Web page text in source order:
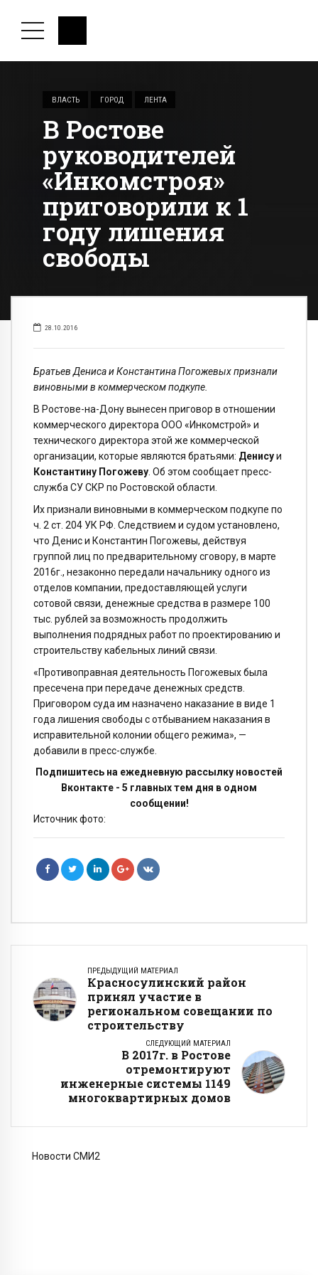
ВЛАСТЬ ГОРОД ЛЕНТА
В Ростове
руководителей
«Инкомстроя»
приговорили к 1
году лишения
свободы
28.10.2016
Братьев Дениса и Константина Погожевых признали
виновными в коммерческом подкупе.
В Ростове-на-Дону вынесен приговор в отношении
коммерческого директора ООО «Инкомстрой» и
технического директора этой же коммерческой
организации, которые являются братьями: Денисуи
Константину Погожеву. Об этом сообщает пресс-
служба СУ СКР по Ростовской области.
Их признали виновными в коммерческом подкупе по
ч. 2 ст. 204 УК РФ. Следствием и судом установлено,
что Денис и Константин Погожевы, действуя
группой лиц по предварительному сговору, в марте
2016г., незаконно передали начальнику одного из
отделов компании, предоставляющей услуги
сотовой связи, денежные средства в размере 100
тыс. рублей за возможность продолжить
выполнения подрядных работ по проектированию и
строительству кабельных линий связи.
«Противоправная деятельность Погожевых была
пресечена при передаче денежных средств.
Приговором суда им назначено наказание в виде 1
года лишения свободы с отбыванием наказания в
исправительной колонии общего режима», —
добавили в пресс-службе.
Подпишитесь на ежедневную рассылку новостей
Вконтакте - 5 главных тем дня в одном
сообщении!
Источник фото:
ПРЕДЫДУЩИЙ МАТЕРИАЛ
Красносулинский район
принял участие в
региональном совещании по
строительству
СЛЕДУЮЩИЙ МАТЕРИАЛ
В 2017г. в Ростове
отремонтируют
инженерные системы 1149
многоквартирных домов
Новости СМИ2